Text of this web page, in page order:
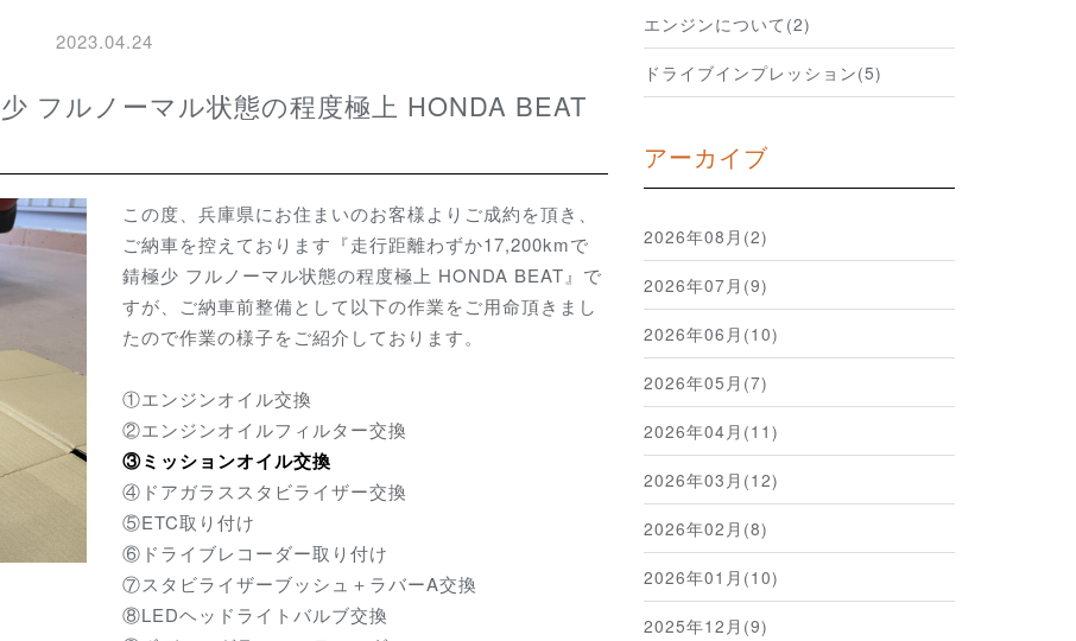
2023.04.24
この度、兵庫県にお住まいのお客様よりご成約を頂き、
ご納車を控えております『走行距離わずか17,200kmで
錆極少 フルノーマル状態の程度極上 HONDA BEAT』で
すが、ご納車前整備として以下の作業をご用命頂きまし
たので作業の様子をご紹介しております。
①エンジンオイル交換
②エンジンオイルフィルター交換
③ミッションオイル交換
④ドアガラススタビライザー交換
⑤ETC取り付け
⑥ドライブレコーダー取り付け
⑦スタビライザーブッシュ＋ラバーA交換
⑧LEDヘッドライトバルブ交換
エンジンについて(2)
ドライブインプレッション(5)
アーカイブ
2026年08月(2)
2026年07月(9)
2026年06月(10)
2026年05月(7)
2026年04月(11)
2026年03月(12)
2026年02月(8)
2026年01月(10)
2025年12月(9)